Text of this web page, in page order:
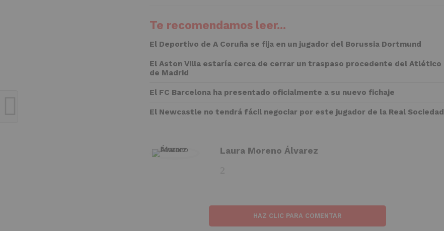
Te recomendamos leer...
El Deportivo de A Coruña se fija en un jugador del Borussia Dortmund
El Aston Villa estaría cerca de cerrar un traspaso procedente del Atlético
de Madrid
El FC Barcelona ha presentado oficialmente a su nuevo fichaje
El Newcastle no tendrá fácil negociar por este jugador de la Real Sociedad
Laura Moreno Álvarez
HAZ CLIC PARA COMENTAR